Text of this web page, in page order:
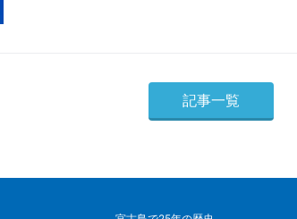
記事一覧